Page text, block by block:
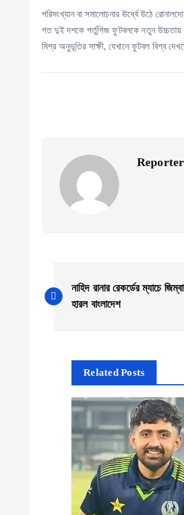
পরিসংখ্যান বা সমালোচনার ঊর্ধ্বে উঠে
গত দুই দশকে পর্তুগিজ ফুটবলকে নতুন উচ্চতায়
মিশ্র অনুভূতির সাক্ষী, যেখানে ফুটবল বিশ্ব
Reporter
o
নাহিদ রানার রেকর্ডের ম্যাচে
হারল বাংলাদেশ
Related Posts